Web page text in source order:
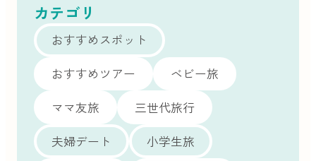
カテゴリ
おすすめスポット
おすすめツアー
ベビー旅
ママ友旅
三世代旅行
夫婦デート
小学生旅